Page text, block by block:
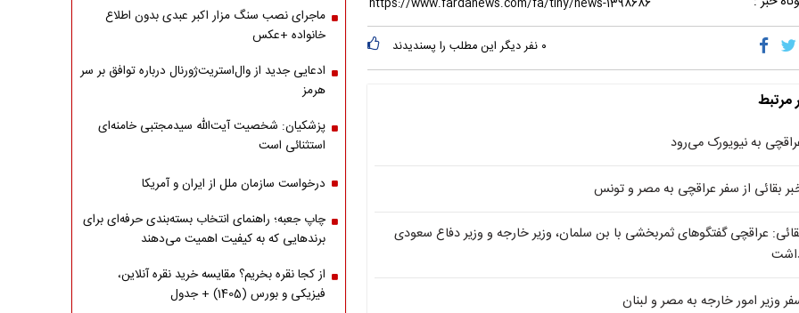
۰ نفر دیگر این مطلب را پسندیدند
مرتبط
به نیویورک می‌رود
بقائی از سفر عراقچی به مصر و تونس
عراقچی گفتگوهای ثمربخشی با بن سلمان، وزیر خارجه و وزیر دفاع سعودی
وزیر امور خارجه به مصر و لبنان
ماجرای نصب سنگ مزار اکبر عبدی بدون اطلاع
خانواده +عکس
ادعایی جدید از وال‌استریت‌ژورنال درباره توافق بر سر
هرمز
پزشکیان: شخصیت آیت‌الله سیدمجتبی خامنه‌ای
استثنائی است
درخواست سازمان ملل از ایران و آمریکا
چاپ جعبه؛ راهنمای انتخاب بسته‌بندی حرفه‌ای برای
برندهایی که به کیفیت اهمیت می‌دهند
از کجا نقره بخریم؟ مقایسه خرید نقره آنلاین،
فیزیکی و بورس (1405) + جدول